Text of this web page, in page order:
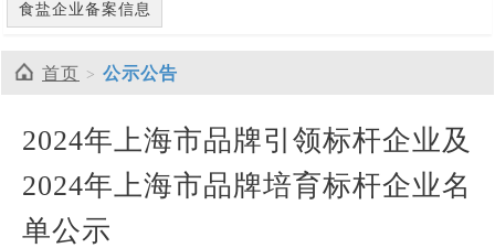
食盐企业备案信息
首页 公示公告
2024年上海市品牌引领标杆企业及
2024年上海市品牌培育标杆企业名
单公示